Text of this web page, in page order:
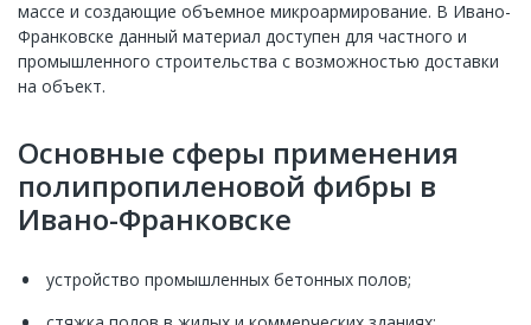
массе и создающие объемное микроармирование. В Ивано-
Франковске данный материал доступен для частного и
промышленного строительства с возможностью доставки
на объект.
Основные сферы применения
полипропиленовой фибры в
Ивано-Франковске
устройство промышленных бетонных полов;